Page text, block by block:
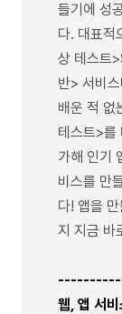
들기에 성
다. 대표적
상 테스트
반> 서비
배운 적 없
테스트>를
가해 인기
비스를 만
다! 앱을
지 지금 바
웹, 앱 서